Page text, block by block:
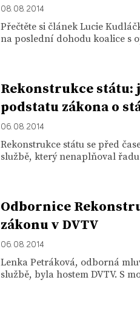
08. 08. 2014
Přečtěte si článek Lucie
na poslední dohodu koalice s
Rekonstrukce státu:
podstatu zákona o
06. 08. 2014
Rekonstrukce státu se před
službě, který nenaplňoval
Odbornice
zákonu v DVTV
06. 08. 2014
Lenka Petráková, odborná
službě, byla hostem DVTV. S